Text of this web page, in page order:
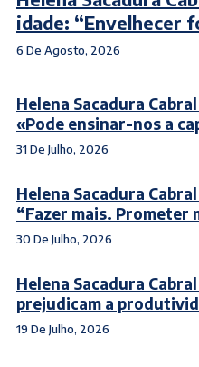
idade: “Envelhecer
6 De Agosto, 2026
Helena Sacadura
«Pode ensinar-nos a
31 De Julho, 2026
Helena Sacadura
“Fazer mais. Prometer
30 De Julho, 2026
Helena Sacadura
prejudicam a
19 De Julho, 2026